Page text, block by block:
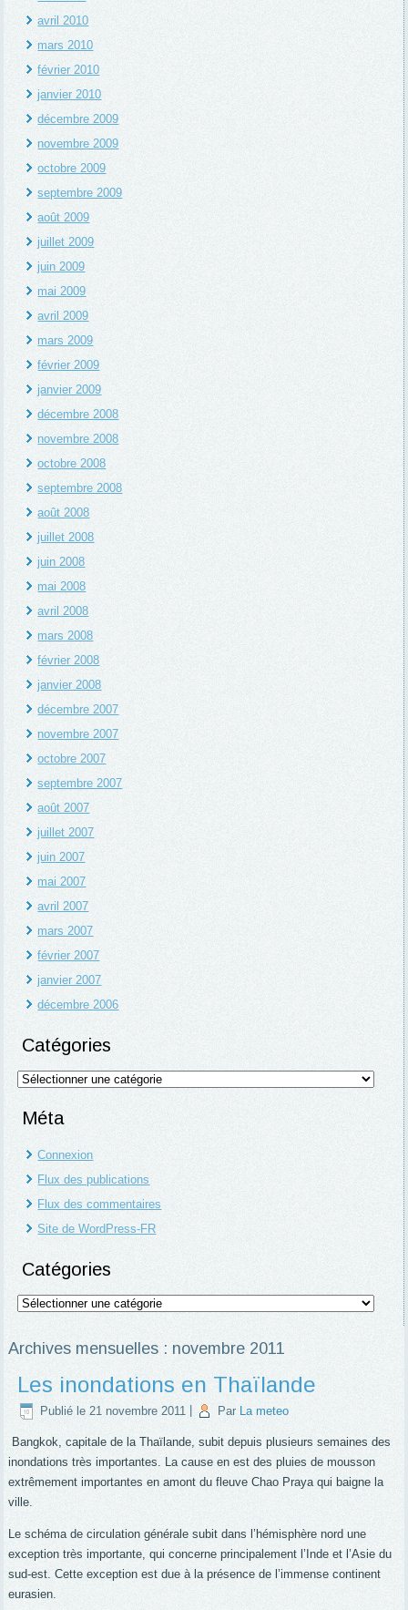
avril 2010
mars 2010
février 2010
janvier 2010
décembre 2009
novembre 2009
octobre 2009
septembre 2009
août 2009
juillet 2009
juin 2009
mai 2009
avril 2009
mars 2009
février 2009
janvier 2009
décembre 2008
novembre 2008
octobre 2008
septembre 2008
août 2008
juillet 2008
juin 2008
mai 2008
avril 2008
mars 2008
février 2008
janvier 2008
décembre 2007
novembre 2007
octobre 2007
septembre 2007
août 2007
juillet 2007
juin 2007
mai 2007
avril 2007
mars 2007
février 2007
janvier 2007
décembre 2006
Catégories
Catégories
Méta
Connexion
Flux des publications
Flux des commentaires
Site de WordPress-FR
Catégories
Catégories
Archives mensuelles : novembre 2011
Les inondations en Thaïlande
Publié le 21 novembre 2011 Par La meteo
Bangkok, capitale de la Thaïlande, subit depuis plusieurs semaines des
inondations très importantes. La cause en est des pluies de mousson
extrêmement importantes en amont du fleuve Chao Praya qui baigne la
ville.
Le schéma de circulation générale subit dans l’hémisphère nord une
exception très importante, qui concerne principalement l’Inde et l’Asie du
sud-est. Cette exception est due à la présence de l’immense continent
eurasien.